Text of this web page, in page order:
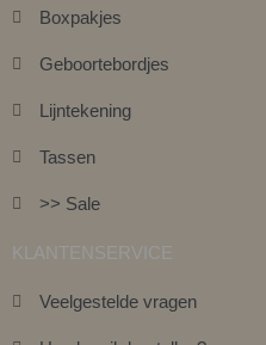
Boxpakjes
Geboortebordjes
Lijntekening
Tassen
>> Sale
KLANTENSERVICE
Veelgestelde vragen